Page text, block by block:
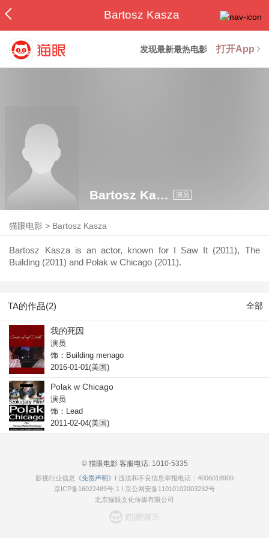
Bartosz Kasza
发现最新最热电影 打开App
Bartosz Kasza 演员
猫眼电影 > Bartosz Kasza
Bartosz Kasza is an actor, known for I Saw It (2011), The
Building (2011) and Polak w Chicago (2011).
TA的作品(2) 全部
我的死因
演员
饰：Building menago
2016-01-01(美国)
Polak w Chicago
演员
饰：Lead
2011-02-04(美国)
© 猫眼电影 客服电话:1010-5335
影视行业信息 《免责声明》
I 违法和不良信息举报电话：4006018900
京ICP备16022489号-1
京公网安备11010102003232号
北京猫眼文化传媒有限公司